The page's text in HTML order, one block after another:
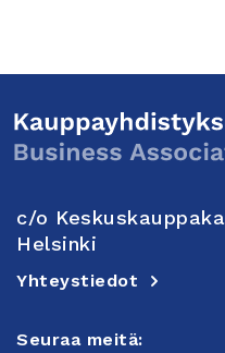
c/o
Helsinki
Yhteystiedot
Seuraa meitä: